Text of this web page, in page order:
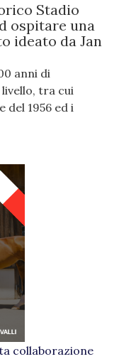
Stadio
ospitare una
ideato da Jan
anni di
tra cui
del 1956 ed i
collaborazione